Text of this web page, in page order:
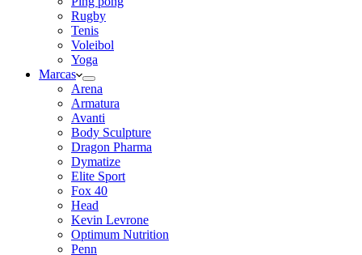
Rugby
Tenis
Voleibol
Yoga
Marcas
Arena
Armatura
Avanti
Body Sculpture
Dragon Pharma
Dymatize
Elite Sport
Fox 40
Head
Kevin Levrone
Optimum Nutrition
Penn